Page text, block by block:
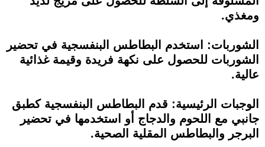
ومغذي.
الشوربات: استخدم البطاطس البنفسجية في تحضير
الشوربات للحصول على نكهة فريدة وقيمة غذائية
عالية.
الوجبات الرئيسية: قدم البطاطس البنفسجية كطبق
جانبي مع اللحوم والدجاج أو استخدمها في تحضير
البرجر والبطاطس المقلية الصحية.